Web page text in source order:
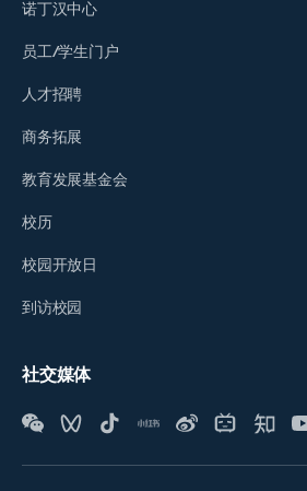
诺丁汉中心
员工/学生门户
人才招聘
商务拓展
教育发展基金会
校历
校园开放日
到访校园
社交媒体